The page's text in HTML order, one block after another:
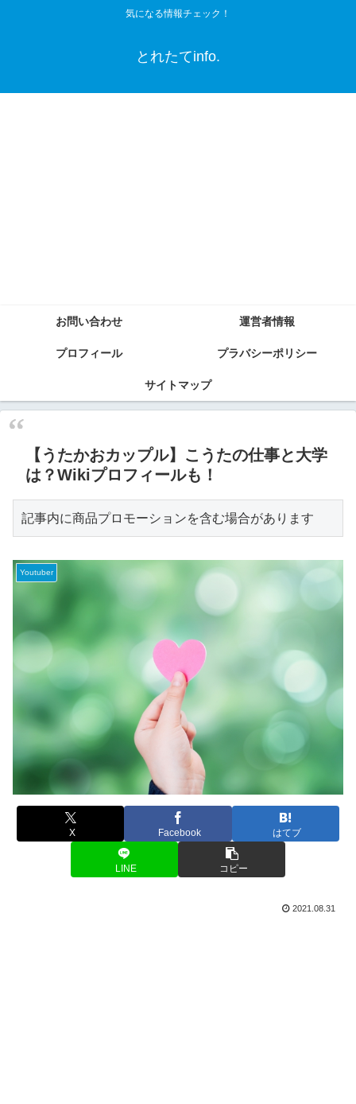
気になる情報チェック！
とれたてinfo.
お問い合わせ 運営者情報
プロフィール プラバシーポリシー
サイトマップ
【うたかおカップル】こうたの仕事と大学
は？Wikiプロフィールも！
記事内に商品プロモーションを含む場合があります
Youtuber
X Facebook はてブ
LINE コピー
2021.08.31